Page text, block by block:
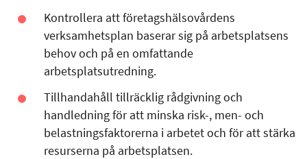
Kontrollera att företagshälsovårdens
verksamhetsplan baserar sig på arbetsplatsens
behov och på en omfattande
arbetsplatsutredning.
Tillhandahåll tillräcklig rådgivning och
handledning för att minska risk-, men- och
belastningsfaktorerna i arbetet och för att stärka
resurserna på arbetsplatsen.